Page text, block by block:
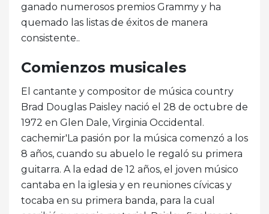
ganado numerosos premios Grammy y ha
quemado las listas de éxitos de manera
consistente..
Comienzos musicales
El cantante y compositor de música country
Brad Douglas Paisley nació el 28 de octubre de
1972 en Glen Dale, Virginia Occidental.
cachemir'La pasión por la música comenzó a los
8 años, cuando su abuelo le regaló su primera
guitarra. A la edad de 12 años, el joven músico
cantaba en la iglesia y en reuniones cívicas y
tocaba en su primera banda, para la cual